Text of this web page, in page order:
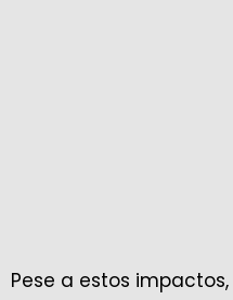
Pese a estos